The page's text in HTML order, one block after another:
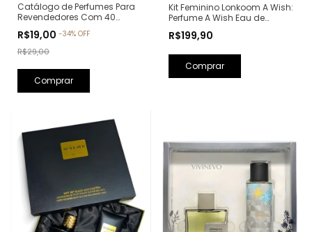
Catálogo de Perfumes Para
Revendedores Com 40
Páginas - Os Produtos
Campeões de Vendas:
Revista Top Brands
R$19,00 -34% OFF
R$29,00
Comprar
Kit Feminino Lonkoom A Wish:
Perfume A Wish Eau de
Hidratante Corporal
R$199,90